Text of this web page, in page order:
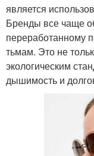
является
Бренды все чаще
переработанному
тьмам. Это не
экологическим
дышимость и